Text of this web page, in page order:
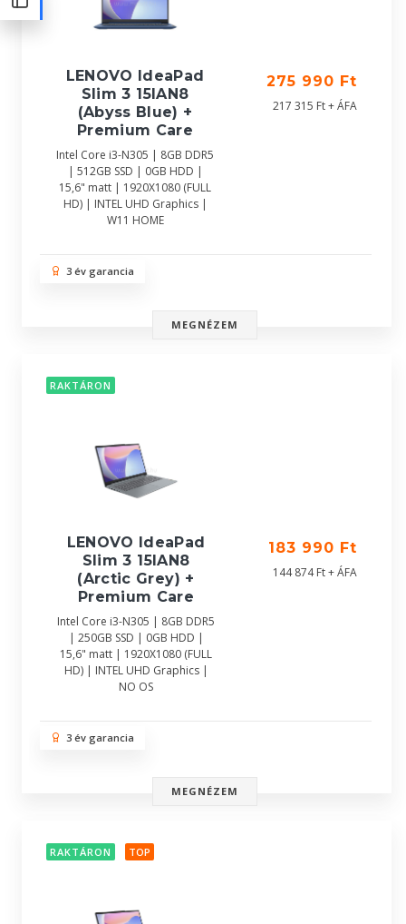
LENOVO IdeaPad
Slim 3 15IAN8
(Abyss Blue) +
Premium Care
Intel Core i3-N305 | 8GB DDR5
| 512GB SSD | 0GB HDD |
15,6" matt | 1920X1080 (FULL
HD) | INTEL UHD Graphics |
W11 HOME
275 990 Ft
217 315 Ft + ÁFA
3 év garancia
MEGNÉZEM
RAKTÁRON
LENOVO IdeaPad
Slim 3 15IAN8
(Arctic Grey) +
Premium Care
Intel Core i3-N305 | 8GB DDR5
| 250GB SSD | 0GB HDD |
15,6" matt | 1920X1080 (FULL
HD) | INTEL UHD Graphics |
NO OS
183 990 Ft
144 874 Ft + ÁFA
3 év garancia
MEGNÉZEM
RAKTÁRON TOP